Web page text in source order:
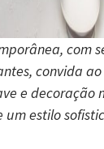
com
convida
e decoração
estilo